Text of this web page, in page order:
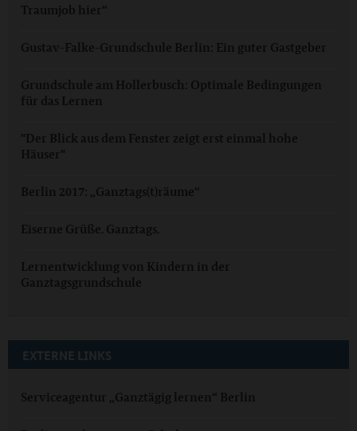
Traumjob hier“
Gustav-Falke-Grundschule Berlin: Ein guter Gastgeber
Grundschule am Hollerbusch: Optimale Bedingungen
für das Lernen
"Der Blick aus dem Fenster zeigt erst einmal hohe
Häuser"
Berlin 2017: „Ganztags(t)räume“
Eiserne Grüße. Ganztags.
Lernentwicklung von Kindern in der
Ganztagsgrundschule
EXTERNE LINKS
Serviceagentur „Ganztägig lernen“ Berlin